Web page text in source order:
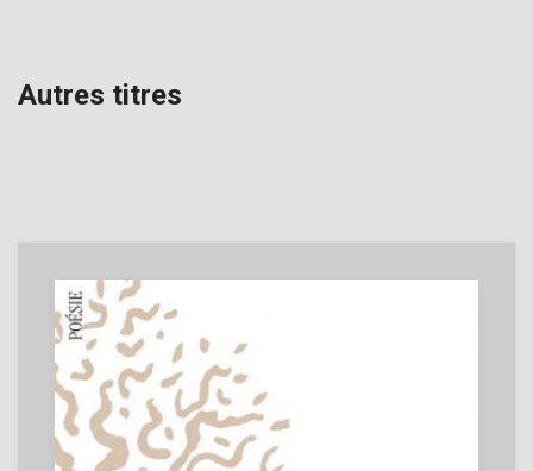
Autres titres